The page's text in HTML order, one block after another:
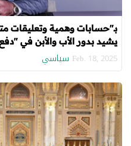
بـ"حسابات وهمية وتعليقات
يشيد بدور الأب والأبن في
Feb. 18, 2025 سياسي